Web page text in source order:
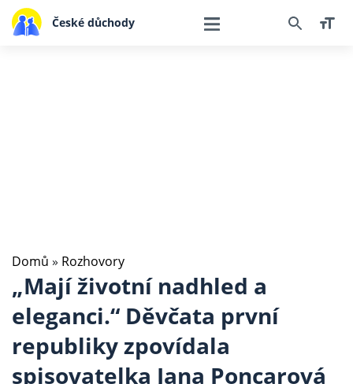
České důchody
Domů » Rozhovory
„Mají životní nadhled a
eleganci.“ Děvčata první
republiky zpovídala
spisovatelka Jana Poncarová